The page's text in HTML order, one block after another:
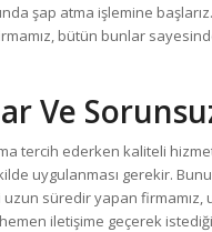
şap atma işlemine
bütün bunlar
Ve
tercih ederken kaliteli
uygulanması gerekir.
süredir yapan
iletişime geçerek